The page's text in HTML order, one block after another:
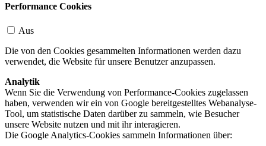
Performance Cookies
Aus
Die von den Cookies gesammelten Informationen werden dazu
verwendet, die Website für unsere Benutzer anzupassen.
Analytik
Wenn Sie die Verwendung von Performance-Cookies zugelassen
haben, verwenden wir ein von Google bereitgestelltes Webanalyse-
Tool, um statistische Daten darüber zu sammeln, wie Besucher
unsere Website nutzen und mit ihr interagieren.
Die Google Analytics-Cookies sammeln Informationen über: